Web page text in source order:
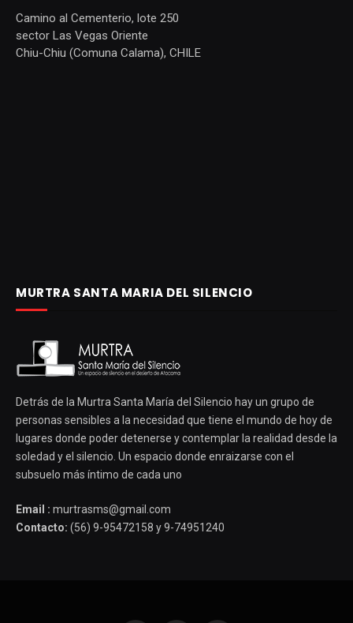
Camino al Cementerio, lote 250
sector Las Vegas Oriente
Chiu-Chiu (Comuna Calama), CHILE
MURTRA SANTA MARIA DEL SILENCIO
Detrás de la Murtra Santa María del Silencio hay un grupo de
personas sensibles a la necesidad que tiene el mundo de hoy de
lugares donde poder detenerse y contemplar la realidad desde la
soledad y el silencio. Un espacio donde enraizarse con el
subsuelo más íntimo de cada uno
Email : murtrasms@gmail.com
Contacto: (56) 9-95472158 y 9-74951240